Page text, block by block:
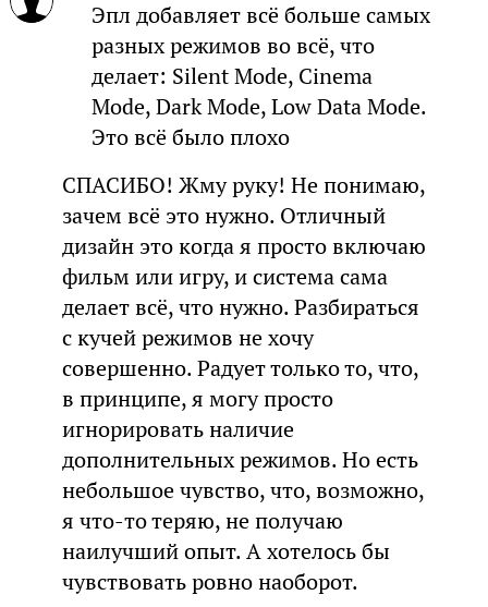
Эпл добавляет всё больше самых
разных режимов во всё, что
делает: Silent Mode, Cinema
Mode, Dark Mode, Low Data Mode.
Это всё было плохо
СПАСИБО! Жму руку! Не понимаю,
зачем всё это нужно. Отличный
дизайн это когда я просто включаю
фильм или игру, и система сама
делает всё, что нужно. Разбираться
с кучей режимов не хочу
совершенно. Радует только то, что,
в принципе, я могу просто
игнорировать наличие
дополнительных режимов. Но есть
небольшое чувство, что, возможно,
я что-то теряю, не получаю
наилучший опыт. А хотелось бы
чувствовать ровно наоборот.